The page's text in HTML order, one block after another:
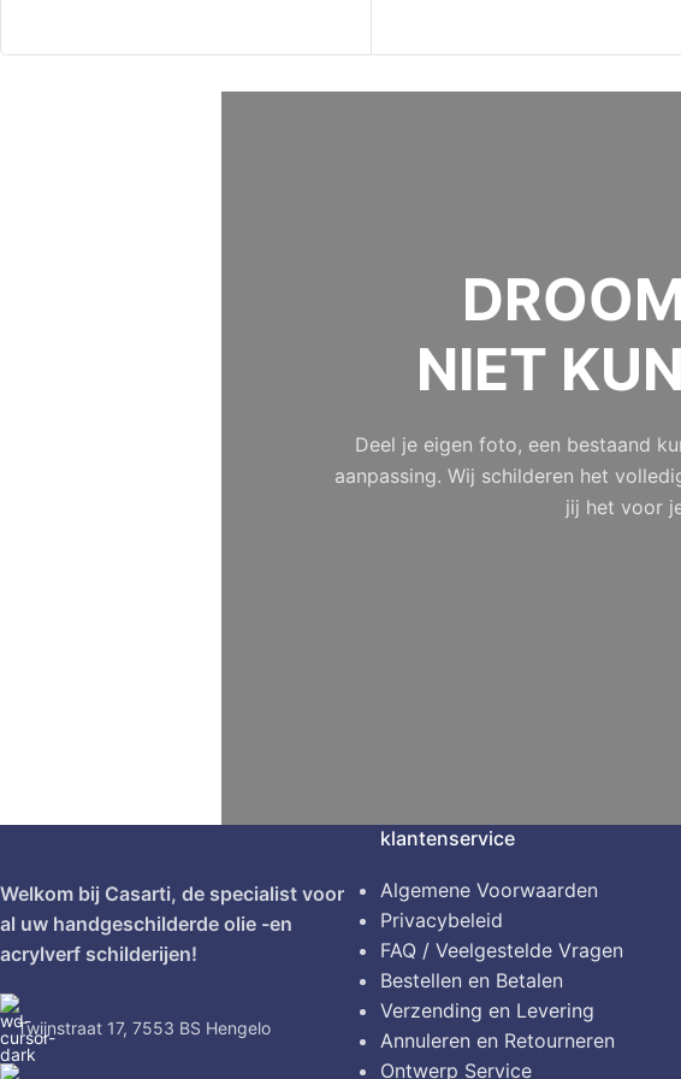
NIET
Deel je eigen foto, een bestaand
aanpassing. Wij schilderen het
jij het voor
Welkom bij Casarti, de specialist voor
al uw handgeschilderde olie -en
acrylverf schilderijen!
Twijnstraat 17, 7553 BS Hengelo
klantenservice
Algemene Voorwaarden
Privacybeleid
FAQ / Veelgestelde Vragen
Bestellen en Betalen
Verzending en Levering
Annuleren en Retourneren
Ontwerp Service